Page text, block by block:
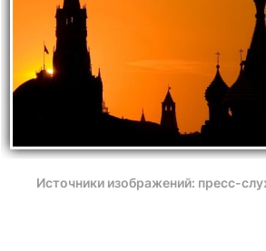
Источники изображений: пресс-